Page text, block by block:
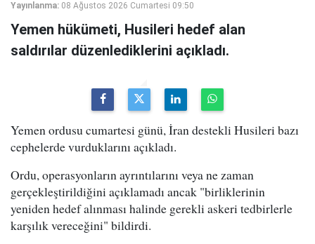
Yayınlanma: 08 Ağustos 2026 Cumartesi 09:50
Yemen hükümeti, Husileri hedef alan
saldırılar düzenlediklerini açıkladı.
Yemen ordusu cumartesi günü, İran destekli Husileri bazı
cephelerde vurduklarını açıkladı.
Ordu, operasyonların ayrıntılarını veya ne zaman
gerçekleştirildiğini açıklamadı ancak "birliklerinin
yeniden hedef alınması halinde gerekli askeri tedbirlerle
karşılık vereceğini" bildirdi.